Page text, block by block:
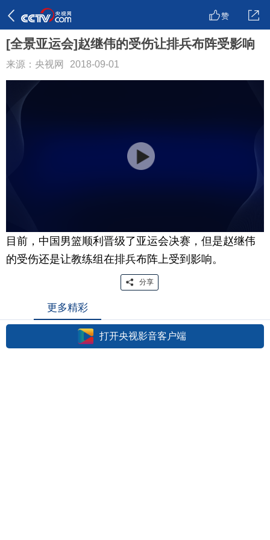
赞
[全景亚运会]赵继伟的受伤让排兵布阵受影响
来源：央视网 2018-09-01
目前，中国男篮顺利晋级了亚运会决赛，但是赵继伟
的受伤还是让教练组在排兵布阵上受到影响。
分享
更多精彩
打开央视影音客户端